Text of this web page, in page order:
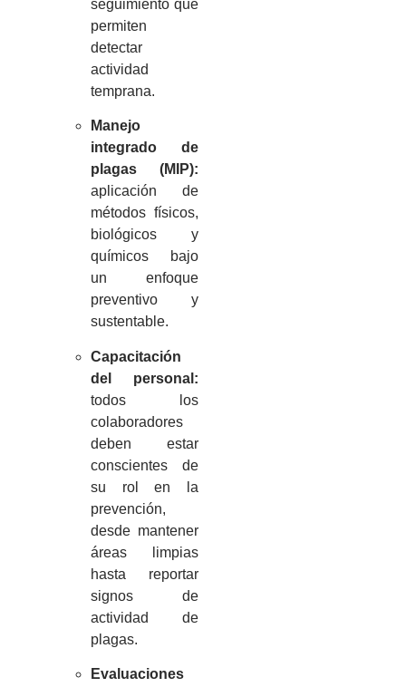
seguimiento que
permiten
detectar
actividad
temprana.
Manejo
integrado de
plagas (MIP):
aplicación de
métodos físicos,
biológicos y
químicos bajo
un enfoque
preventivo y
sustentable.
Capacitación
del personal:
todos los
colaboradores
deben estar
conscientes de
su rol en la
prevención,
desde mantener
áreas limpias
hasta reportar
signos de
actividad de
plagas.
Evaluaciones